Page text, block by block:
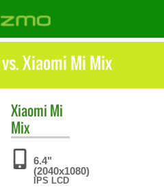
Xiaomi Mi Mix
Xiaomi Mi
Mix
6.4"
(2040x1080)
IPS LCD